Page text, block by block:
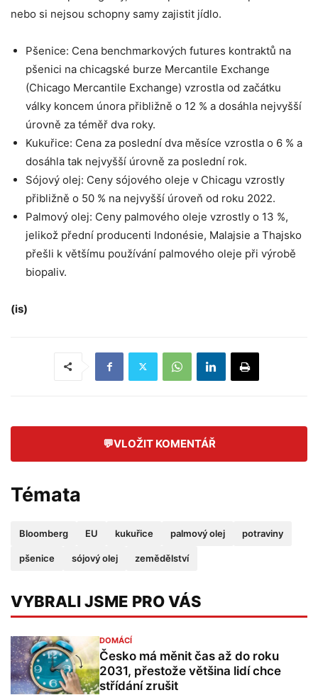
nebo si nejsou schopny samy zajistit jídlo.
Pšenice: Cena benchmarkových futures kontraktů na
pšenici na chicagské burze Mercantile Exchange
(Chicago Mercantile Exchange) vzrostla od začátku
války koncem února přibližně o 12 % a dosáhla nejvyšší
úrovně za téměř dva roky.
Kukuřice: Cena za poslední dva měsíce vzrostla o 6 % a
dosáhla tak nejvyšší úrovně za poslední rok.
Sójový olej: Ceny sójového oleje v Chicagu vzrostly
přibližně o 50 % na nejvyšší úroveň od roku 2022.
Palmový olej: Ceny palmového oleje vzrostly o 13 %,
jelikož přední producenti Indonésie, Malajsie a Thajsko
přešli k většímu používání palmového oleje při výrobě
biopaliv.
(is)
💬VLOŽIT KOMENTÁŘ
Témata
Bloomberg EU kukuřice palmový olej potraviny
pšenice sójový olej zemědělství
VYBRALI JSME PRO VÁS
DOMÁCÍ
Česko má měnit čas až do roku
2031, přestože většina lidí chce
střídání zrušit